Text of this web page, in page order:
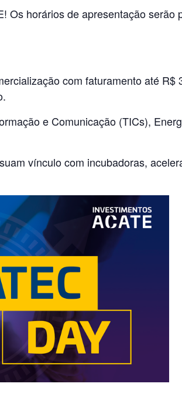
Os horários de apresentação serão
com faturamento até R$
e Comunicação (TICs),
vínculo com incubadoras,